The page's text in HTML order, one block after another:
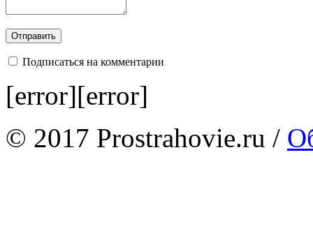
Подписаться на комментарии
[error][error]
© 2017 Prostrahovie.ru /